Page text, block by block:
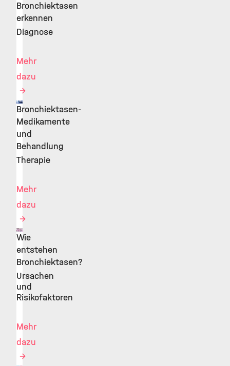
©
©
Bronchiektasen
erkennen
Diagnose
Mehr
dazu
©
Bronchiektasen-
Medikamente
und
Behandlung
Therapie
Mehr
dazu
Wie
entstehen
Bronchiektasen?
Ursachen
und
Risikofaktoren
Mehr
dazu